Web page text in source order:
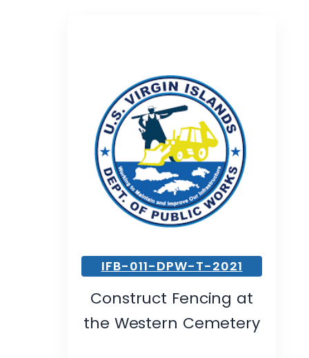
IFB-011-DPW-T-2021
Construct Fencing at
the Western Cemetery